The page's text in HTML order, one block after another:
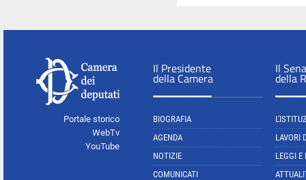
Portale storico
WebTv
YouTube
Il Presidente
della Camera
BIOGRAFIA
AGENDA
NOTIZIE
COMUNICATI
Il
della
LAVORI
LEGGI E